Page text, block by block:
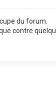
du forum.
contre